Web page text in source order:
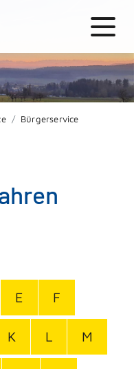
Bürgerservice
E F
K L M